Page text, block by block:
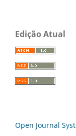
Edição Atual
Open Journal